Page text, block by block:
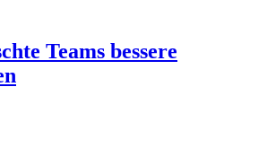
Teams bessere